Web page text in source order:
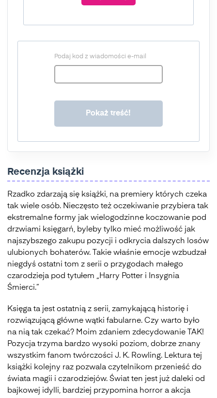
Podaj kod z wiadomości e-mail
Recenzja książki
Rzadko zdarzają się książki, na premiery których czeka
tak wiele osób. Nieczęsto też oczekiwanie przybiera tak
ekstremalne formy jak wielogodzinne koczowanie pod
drzwiami księgarń, byleby tylko mieć możliwość jak
najszybszego zakupu pozycji i odkrycia dalszych losów
ulubionych bohaterów. Takie właśnie emocje wzbudzał
niegdyś ostatni tom z serii o przygodach małego
czarodzieja pod tytułem „Harry Potter i Insygnia
Śmierci.”
Księga ta jest ostatnią z serii, zamykającą historię i
rozwiązującą główne wątki fabularne. Czy warto było
na nią tak czekać? Moim zdaniem zdecydowanie TAK!
Pozycja trzyma bardzo wysoki poziom, dobrze znany
wszystkim fanom twórczości J. K. Rowling. Lektura tej
książki kolejny raz pozwala czytelnikom przenieść do
świata magii i czarodziejów. Świat ten jest już daleki od
bajkowej idylli, bardziej przypomina horror a akcja